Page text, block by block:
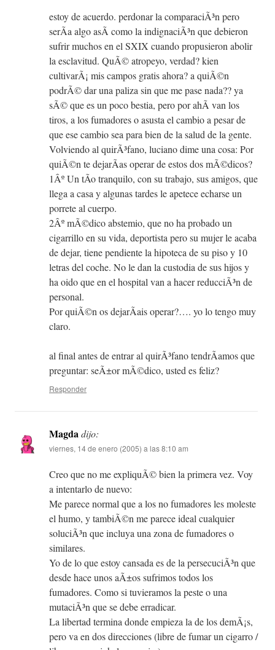
estoy de acuerdo. perdonar la comparaciÃ³n pero
serÃ­a algo asÃ­ como la indignaciÃ³n que debieron
sufrir muchos en el SXIX cuando propusieron abolir
la esclavitud. QuÃ© atropeyo, verdad? kien
cultivarÃ¡ mis campos gratis ahora? a quiÃ©n
podrÃ© dar una paliza sin que me pase nada?? ya
sÃ© que es un poco bestia, pero por ahÃ­ van los
tiros, a los fumadores o asusta el cambio a pesar de
que ese cambio sea para bien de la salud de la gente.
Volviendo al quirÃ³fano, luciano dime una cosa: Por
quiÃ©n te dejarÃ­as operar de estos dos mÃ©dicos?
1Âº Un tÃ­o tranquilo, con su trabajo, sus amigos, que
llega a casa y algunas tardes le apetece echarse un
porrete al cuerpo.
2Âº mÃ©dico abstemio, que no ha probado un
cigarrillo en su vida, deportista pero su mujer le acaba
de dejar, tiene pendiente la hipoteca de su piso y 10
letras del coche. No le dan la custodia de sus hijos y
ha oido que en el hospital van a hacer reducciÃ³n de
personal.
Por quiÃ©n os dejarÃ­ais operar?…. yo lo tengo muy
claro.
al final antes de entrar al quirÃ³fano tendrÃ­amos que
preguntar: seÃ±or mÃ©dico, usted es feliz?
Responder
Magdadijo:
viernes, 14 de enero (2005) a las 8:10 am
Creo que no me expliquÃ© bien la primera vez. Voy
a intentarlo de nuevo:
Me parece normal que a los no fumadores les moleste
el humo, y tambiÃ©n me parece ideal cualquier
soluciÃ³n que incluya una zona de fumadores o
similares.
Yo de lo que estoy cansada es de la persecuciÃ³n que
desde hace unos aÃ±os sufrimos todos los
fumadores. Como si tuvieramos la peste o una
mutaciÃ³n que se debe erradicar.
La libertad termina donde empieza la de los demÃ¡s,
pero va en dos direcciones (libre de fumar un cigarro /